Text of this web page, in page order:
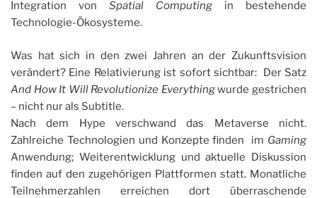
Integration von Spatial Computing in bestehende
Technologie-Ökosysteme.
Was hat sich in den zwei Jahren an der Zukunftsvision
verändert? Eine Relativierung ist sofort sichtbar: Der Satz
And How It Will Revolutionize Everythingwurde gestrichen
– nicht nur als Subtitle.
Nach dem Hype verschwand das Metaverse nicht.
Zahlreiche Technologien und Konzepte finden im Gaming
Anwendung; Weiterentwicklung und aktuelle Diskussion
finden auf den zugehörigen Plattformen statt. Monatliche
Teilnehmerzahlen erreichen dort überraschende